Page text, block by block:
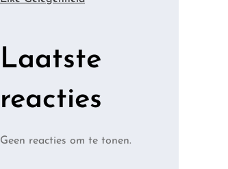
Laatste
reacties
Geen reacties om te tonen.